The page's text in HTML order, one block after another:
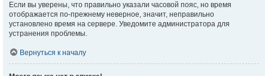
Если вы уверены, что правильно указали часовой пояс, но время
отображается по-прежнему неверное, значит, неправильно
установлено время на сервере. Уведомите администратора для
устранения проблемы.
Вернуться к началу